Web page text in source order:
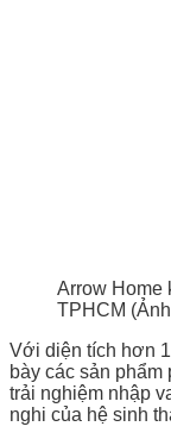
Arrow Home
TPHCM
Với diện tích hơn
bày các sản phẩm
trải nghiệm nhập
nghi của hệ sinh